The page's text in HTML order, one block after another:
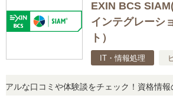
EXIN BCS
インテグレーシ
ト）
IT・情報処理
な口コミや体験談をチェック！資格情報の